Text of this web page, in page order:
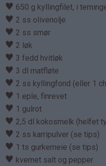
♥ 650 g kyllingfilet, i
♥ 2 ss olivenolje
♥ 2 ss smør
♥ 2 løk
♥ 3 fedd hvitløk
♥ 3 dl matfløte
♥ 2 ss kyllingfond (eller 1
♥ 1 eple, finrevet
♥ 1 gulrot
♥ 2,5 dl kokosmelk (helfet
♥ 2 ss karripulver (se tips)
♥ 1 ts gurkemeie (se tips)
♥ kvernet salt og pepper